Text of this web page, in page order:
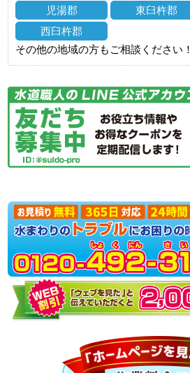
児湯郡
東臼杵郡
西臼杵郡
その他の地域の方もご相談ください！